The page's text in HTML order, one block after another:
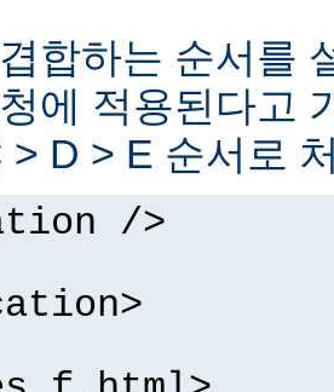
합하는 순서를
에 적용된다고
> D > E 순서로
/>